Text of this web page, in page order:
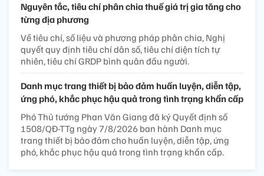
Nguyên tắc, tiêu chí phân chia thuế giá trị gia tăng cho
từng địa phương
Về tiêu chí, số liệu và phương pháp phân chia, Nghị
quyết quy định tiêu chí dân số, tiêu chí diện tích tự
nhiên, tiêu chí GRDP bình quân đầu người.
Danh mục trang thiết bị bảo đảm huấn luyện, diễn tập,
ứng phó, khắc phục hậu quả trong tình trạng khẩn cấp
Phó Thủ tướng Phan Văn Giang đã ký Quyết định số
1508/QĐ-TTg ngày 7/8/2026 ban hành Danh mục
trang thiết bị bảo đảm cho huấn luyện, diễn tập, ứng
phó, khắc phục hậu quả trong tình trạng khẩn cấp.